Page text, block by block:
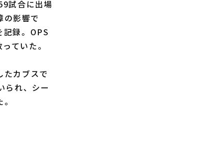
試合に出場
影響で
録。OPS
ていた。
カブスで
られ、シー